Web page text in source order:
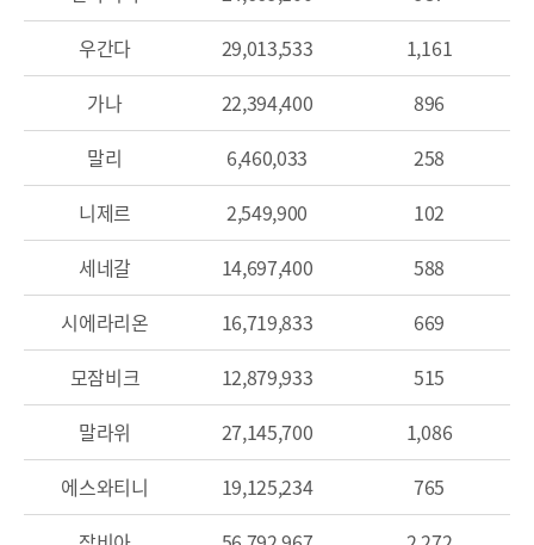
우간다
29,013,533
1,161
가나
22,394,400
896
말리
6,460,033
258
니제르
2,549,900
102
세네갈
14,697,400
588
시에라리온
16,719,833
669
모잠비크
12,879,933
515
말라위
27,145,700
1,086
에스와티니
19,125,234
765